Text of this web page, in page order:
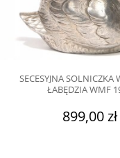
SECESYJNA SOLNICZKA
ŁABĘDZIA WMF
899,00 zł